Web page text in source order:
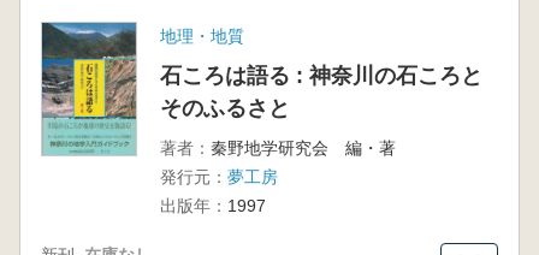
地理・地質
石ころは語る : 神奈川の石ころと
そのふるさと
著者： 秦野地学研究会 編・著
発行元： 夢工房
出版年： 1997